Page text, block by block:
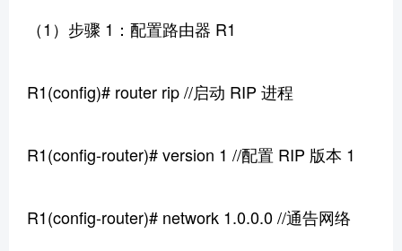
（1）步骤 1：配置路由器 R1
R1(config)# router rip //启动 RIP 进程
R1(config-router)# version 1 //配置 RIP 版本 1
R1(config-router)# network 1.0.0.0 //通告网络